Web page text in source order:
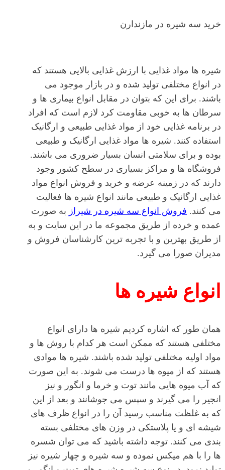
خرید سه شیره در مازندارن
شیره ها مواد غذایی با ارزش غذایی بالایی هستند که
در انواع مختلفی تولید شده و در بازار موجود می
باشند. برای این که بتوان در مقابل انواع بیماری ها و
سرطان ها به خوبی مقاومت کرد لازم است که افراد
در برنامه غذایی خود از مواد غذایی طبیعی و ارگانیک
استفاده کنند. شیره ها مواد غذایی ارگانیک و طبیعی
بوده و برای سلامتی انسان بسیار ضروری می باشند.
فروشگاه ها و مراکز بسیاری در سطح کشور وجود
دارند که در زمینه عرضه و خرید و فروش انواع مواد
غذایی ارگانیک و طبیعی مانند انواع شیره ها فعالیت
می کنند. فروش انواع سه شیره در شیراز به صورت
عمده و خرده از طریق مجموعه ما در این سایت و به
از طریق بهترین و با تجربه ترین کارشناسان فروش و
مدیران صورا می گیرد.
انواع شیره ها
همان طور که اشاره کردیم شیره ها دارای انواع
مختلفی هستند که ممکن است هر کدام با روش ها و
مواد اولیه مختلفی تولید شده باشند. شیره ها موادی
هستند که از میوه ها درست می شوند. به این صورت
که آب میوه هایی مانند توت و خرما و انگور و نیز
انجیر را می گیرند و سپس می جوشانند و بعد از این
که به غلظت مناسب رسید آن را در انواع ظرف های
شیشه ای و یا پلاستکی در وزن های مختلفی بسته
بندی می کنند. توجه داشته باشید که می توان شسره
ها را با هم میکس نموده و سه شیره و چهار شیره نیز